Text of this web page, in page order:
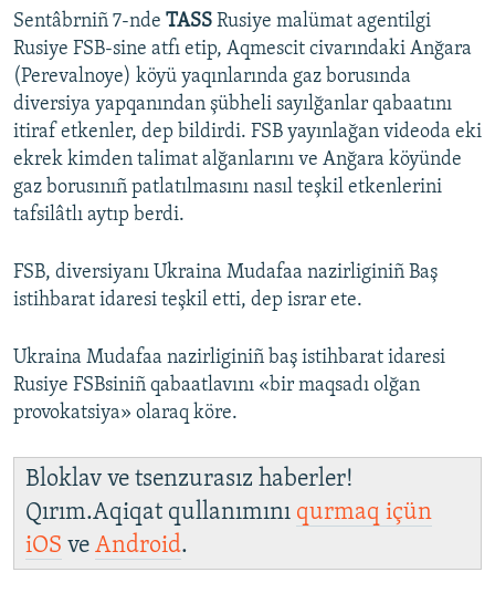
v
i
o
u
s
s
l
i
e
t
s
l
i
d
e
Sentâbrniñ 7-nde TASS Rusiye malümat agentilgi
Rusiye FSB-sine atfı etip, Aqmescit civarındaki Anğara
(Perevalnoye) köyü yaqınlarında gaz borusında
diversiya yapqanından şübheli sayılğanlar qabaatını
itiraf etkenler, dep bildirdi. FSB yayınlağan videoda eki
ekrek kimden talimat alğanlarını ve Anğara köyünde
gaz borusınıñ patlatılmasını nasıl teşkil etkenlerini
tafsilâtlı aytıp berdi.
FSB, diversiyanı Ukraina Mudafaa nazirliginiñ Baş
istihbarat idaresi teşkil etti, dep israr ete.
Ukraina Mudafaa nazirliginiñ baş istihbarat idaresi
Rusiye FSBsiniñ qabaatlavını «bir maqsadı olğan
provokatsiya» olaraq köre.
Bloklav ve tsenzurasız haberler!
Qırım.Aqiqat qullanımını qurmaq içün
iOS ve Android.